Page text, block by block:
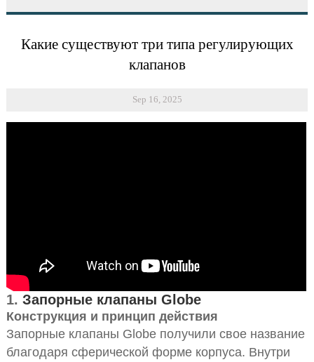
Какие существуют три типа регулирующих
клапанов
Sep 16, 2025
1. Запорные клапаны Globe
Конструкция и принцип действия
Запорные клапаны Globe получили свое название
благодаря сферической форме корпуса. Внутри